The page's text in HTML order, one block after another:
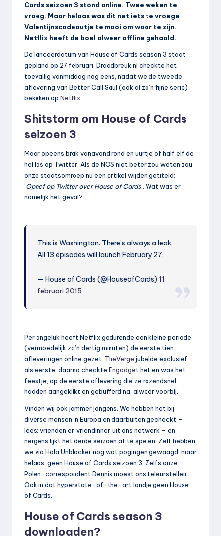
Cards seizoen 3 stond online. Twee weken te
vroeg. Maar helaas was dit net iets te vroege
Valentijnscadeautje te mooi om waar te zijn.
Netflix heeft de boel alweer offline gehaald.
De lanceerdatum van House of Cards season 3 staat
gepland op 27 februari. Draadbreuk.nl checkte het
toevallig vanmiddag nog eens, nadat we de tweede
aflevering van Better Call Saul (ook al zo’n fijne serie)
bekeken op Netflix
Shitstorm om House of Cards
seizoen 3
Maar opeens brak vanavond rond en uurtje of half elf de
hel los op Twitter. Als de NOS niet beter zou weten zou
onze staatsomroep nu een artikel wijden getiteld:
‘Ophef op Twitter over House of Cards‘. Wat was er
namelijk het geval?
This is Washington. There’s always a leak.
All 13 episodes will launch February 27.
— House of Cards (@HouseofCards) 11
februari 2015
Per ongeluk heeft Netflix gedurende een kleine periode
(vermoedelijk zo’n dertig minuten) de eerste tien
afleveringen online gezet. TheVerge jubelde exclusief
als eerste, daarna checkte Engadget het en was het
feestje, op de eerste aflevering die ze razendsnel
hadden aangeklikt en gebufferd na, alweer voorbij.
Vinden wij ook jammer jongens. We hebben het bij
diverse mensen in Europa en daarbuiten gecheckt –
lees: vrienden en vriendinnen uit ons netwerk – en
nergens lijkt het derde seizoen af te spelen. Zelf hebben
we via Hola Unblocker nog wat pogingen gewaagd, maar
helaas: geen House of Cards seizoen 3. Zelfs onze
Polen-correspondent Dennis moest ons teleurstellen.
Ook in dat hyperstate-of-the-art landje geen House
of Cards.
House of Cards season 3
downloaden?